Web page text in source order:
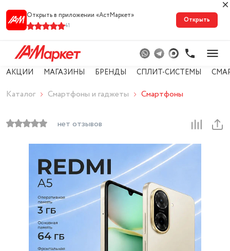
Открыть в приложении «АстМарке‪т‬»
41
Открыть
АКЦИИ МАГАЗИНЫ БРЕНДЫ СПЛИТ-СИСТЕМЫ
Каталог Смартфоны и гаджеты Смартфоны
нет отзывов